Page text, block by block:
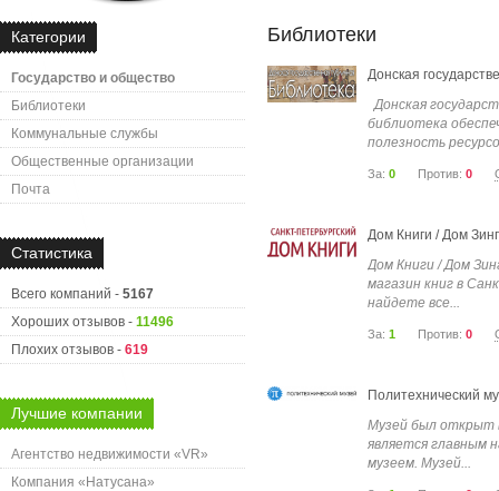
Категории
Государство и общество
Библиотеки
Коммунальные службы
Общественные организации
Почта
Статистика
Всего компаний - 5167
Хороших отзывов - 11496
Плохих отзывов - 619
Лучшие компании
Агентство недвижимости «VR»
Компания «Натусана»
Библиотеки
Донская
Донская
библиотека
полезность
За: 0 Против: 0
Дом Книги / Дом
Дом Книги / Дом
магазин книг в
найдете все...
За: 1 Против: 0
Политехнический
Музей был открыт
является главным
музеем. Музей...